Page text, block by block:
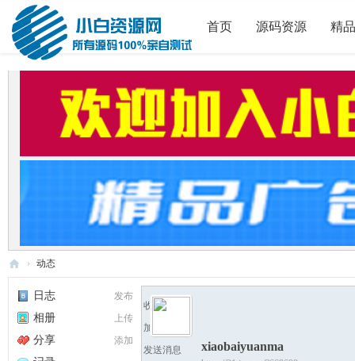
首页 源码资源 精
白
码
› 动态
发布
日志
上传
相册
添加
分享
收听TA
加为好友
发送消息
xiaobaiyuanma